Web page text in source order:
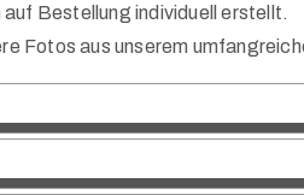
Bestellung individuell erstellt.
Fotos aus unserem